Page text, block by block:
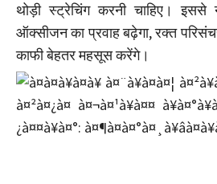
थोड़ी स्ट्रेचिंग करनी चाहिए।
ऑक्सीजन का प्रवाह बढ़ेगा, रक्त
काफी बेहतर महसूस करेंगे।